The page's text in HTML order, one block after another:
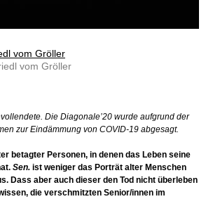
vom Gröller
vom Gröller
Die Diagonale’20 wurde aufgrund der
zur Eindämmung von COVID-19 abgesagt.
betagter Personen, in denen das Leben seine
Sen. ist weniger das Porträt alter Menschen
Dass aber auch dieser den Tod nicht überleben
die verschmitzten Senior/innen im